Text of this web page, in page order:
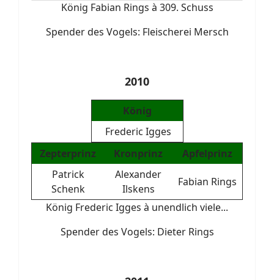
König Fabian Rings à 309. Schuss
Spender des Vogels: Fleischerei Mersch
2010
König
Frederic Igges
Zepterprinz
Kronprinz
Apfelprinz
Patrick
Schenk
Alexander
Ilskens
Fabian Rings
König Frederic Igges à unendlich viele...
Spender des Vogels: Dieter Rings